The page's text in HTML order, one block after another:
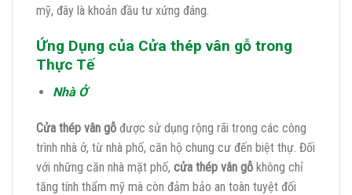
mỹ, đây là khoản đầu tư xứng đáng.
Ứng Dụng của Cửa thép vân gỗ trong
Thực Tế
Nhà Ở
Cửa thép vân gỗ được sử dụng rộng rãi trong các công
trình nhà ở, từ nhà phố, căn hộ chung cư đến biệt thự. Đối
với những căn nhà mặt phố, cửa thép vân gỗ không chỉ
tăng tính thẩm mỹ mà còn đảm bảo an toàn tuyệt đối